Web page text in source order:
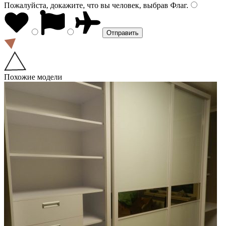
Пожалуйста, докажите, что вы человек, выбрав Флаг.
Похожие модели